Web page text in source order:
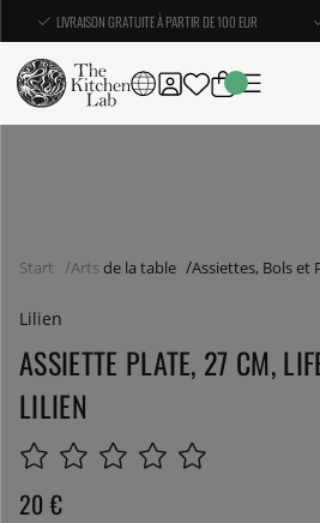
LIVRAISON GRATUITE À PARTIR DE 100 EUR
Start Arts de la table Assiettes, Bols et
Lilien
ASSIETTE PLATE, 27 CM,
LILIEN
20 €